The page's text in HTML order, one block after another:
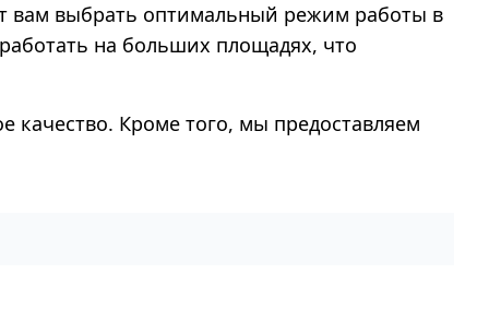
вам выбрать оптимальный режим работы в
на больших площадях, что
качество. Кроме того, мы предоставляем